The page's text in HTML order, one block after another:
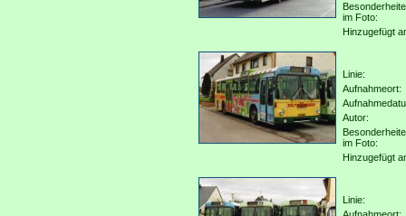
im Foto:
Hinzugefügt
Linie:
Aufnahmeort:
Autor:
im Foto:
Hinzugefügt
Linie: